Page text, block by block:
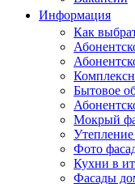
Информация
Как
Бытовое
Мокрый
Утепление
Фото
Кухни в
Фасады